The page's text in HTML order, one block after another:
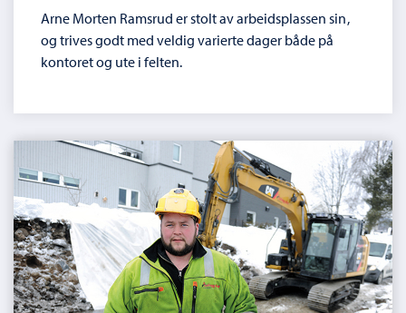
Arne Morten Ramsrud er stolt av arbeidsplassen sin,
og trives godt med veldig varierte dager både på
kontoret og ute i felten.